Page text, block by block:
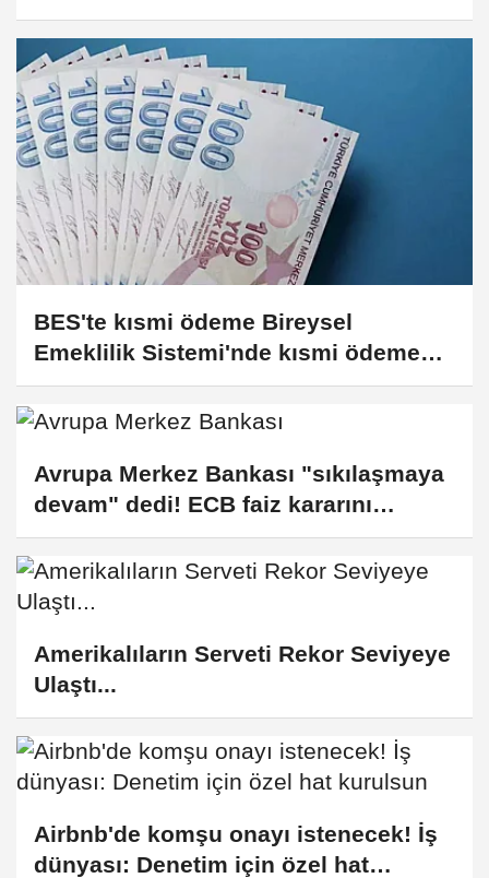
BES'te kısmi ödeme Bireysel
Emeklilik Sistemi'nde kısmi ödeme
hakkında yönetmelik değişikliği
Avrupa Merkez Bankası "sıkılaşmaya
devam" dedi! ECB faiz kararını
açıkladı: İşte euro, dolar ve altında
son durum...
Amerikalıların Serveti Rekor Seviyeye
Ulaştı...
Airbnb'de komşu onayı istenecek! İş
dünyası: Denetim için özel hat